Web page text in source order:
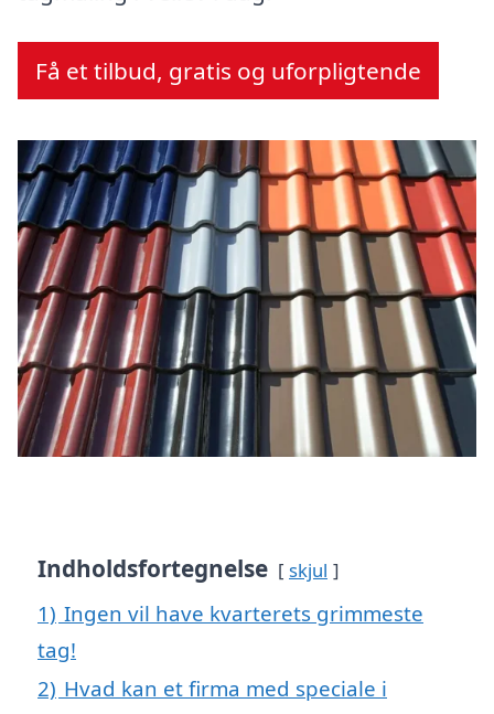
Få et tilbud, gratis og uforpligtende
Indholdsfortegnelse skjul
1) Ingen vil have kvarterets grimmeste
tag!
2) Hvad kan et firma med speciale i